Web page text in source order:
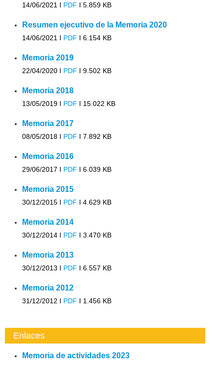
14/06/2021 I PDF I 5.859 KB
Resumen ejecutivo de la Memoria 2020
14/06/2021 I PDF I 6.154 KB
Memoria 2019
22/04/2020 I PDF I 9.502 KB
Memoria 2018
13/05/2019 I PDF I 15.022 KB
Memoria 2017
08/05/2018 I PDF I 7.892 KB
Memoria 2016
29/06/2017 I PDF I 6.039 KB
Memoria 2015
30/12/2015 I PDF I 4.629 KB
Memoria 2014
30/12/2014 I PDF I 3.470 KB
Memoria 2013
30/12/2013 I PDF I 6.557 KB
Memoria 2012
31/12/2012 I PDF I 1.456 KB
Enlaces
Memoria de actividades 2023